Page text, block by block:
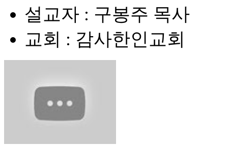
설교자 : 구봉주 목사
교회 : 감사한인교회